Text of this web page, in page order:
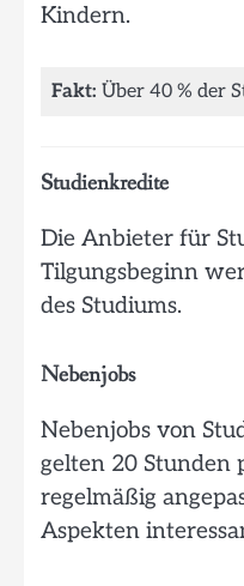
Kindern.
Fakt: Über 40 % der
Studienkredite
Die Anbieter für
Tilgungsbeginn
des Studiums.
Nebenjobs
Nebenjobs von
gelten 20 Stunden
regelmäßig
Aspekten